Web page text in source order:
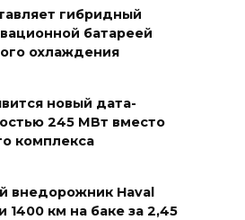
гибридный
батареей
охлаждения
новый дата-
245 МВт вместо
комплекса
внедорожник Haval
1400 км на баке за 2,45